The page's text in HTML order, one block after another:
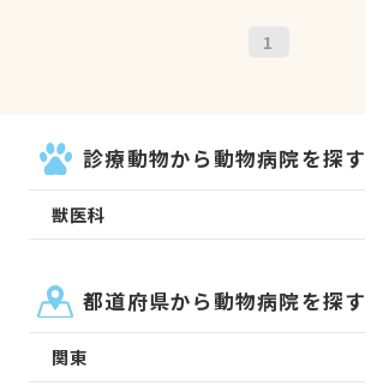
1
診療動物から動物病院を探す
獣医科
都道府県から動物病院を探す
関東